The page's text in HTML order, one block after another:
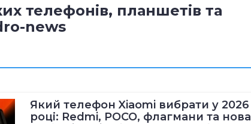
#Текстові огляди
телефонів, планшетів та
news
Який телефон Xiaomi вибрати у 2026
році: Redmi, POCO, флагмани та нова